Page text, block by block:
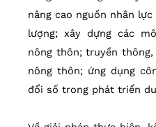
nâng cao nguồn nhân
lượng; xây dựng các
nông thôn; truyền
nông thôn; ứng dụng
đổi số trong phát triển